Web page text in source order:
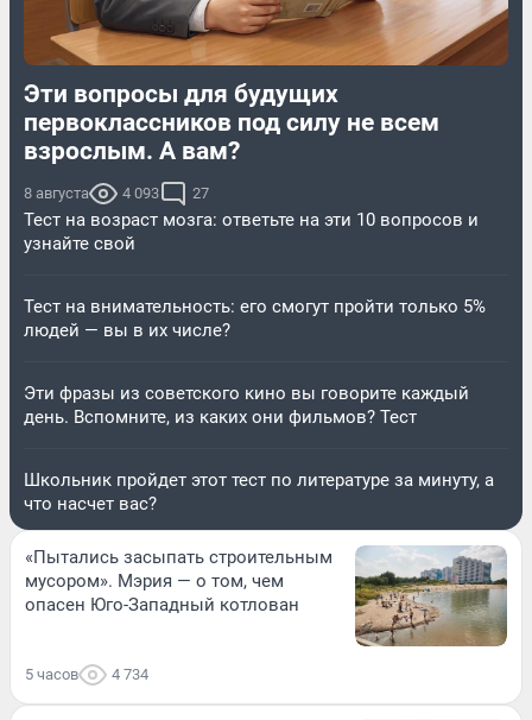
Эти вопросы для будущих
первоклассников под силу не всем
взрослым. А вам?
8 августа 4 093 27
Тест на возраст мозга: ответьте на эти 10 вопросов и
узнайте свой
Тест на внимательность: его смогут пройти только 5%
людей — вы в их числе?
Эти фразы из советского кино вы говорите каждый
день. Вспомните, из каких они фильмов? Тест
Школьник пройдет этот тест по литературе за минуту, а
что насчет вас?
«Пытались засыпать строительным
мусором». Мэрия — о том, чем
опасен Юго-Западный котлован
5 часов 4 734